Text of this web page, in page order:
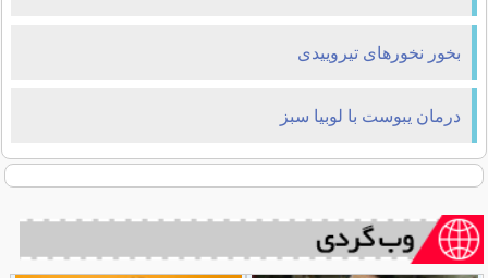
بخور نخورهای تیروییدی
درمان يبوست با لوبيا سبز